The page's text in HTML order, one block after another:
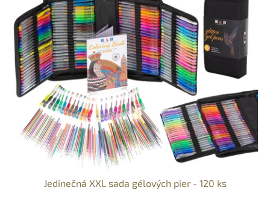
Jedinečná XXL sada gélových pier - 120 ks